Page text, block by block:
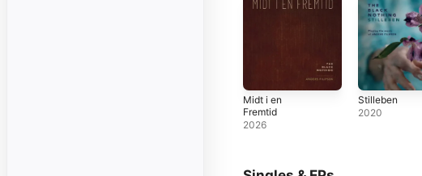
Midt i en
Fremtid
2026
Stilleben
2020